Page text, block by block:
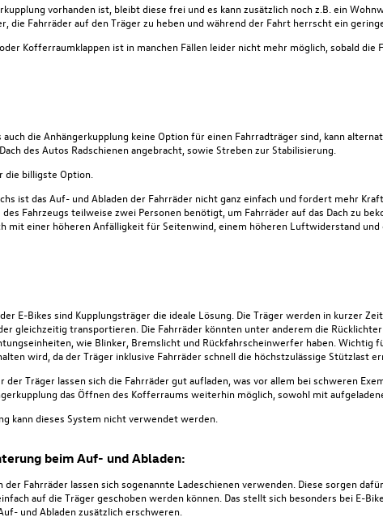
vorhanden ist, bleibt diese frei und es kann zusätzlich noch z.B. ein
die Fahrräder auf den Träger zu heben und während der Fahrt herrscht ein
Kofferraumklappen ist in manchen Fällen leider nicht mehr möglich, sobald
auch die Anhängerkupplung keine Option für einen Fahrradträger sind, kann
des Autos Radschienen angebracht, sowie Streben zur Stabilisierung.
die billigste Option.
ist das Auf- und Abladen der Fahrräder nicht ganz einfach und fordert mehr
Fahrzeugs teilweise zwei Personen benötigt, um Fahrräder auf das Dach zu
mit einer höheren Anfälligkeit für Seitenwind, einem höheren Luftwiderstand
E-Bikes sind Kupplungsträger die ideale Lösung. Die Träger werden in kurzer
gleichzeitig transportieren. Die Fahrräder könnten unter anderem die
wie Blinker, Bremslicht und Rückfahrscheinwerfer haben. Wichtig
wird, da der Träger inklusive Fahrräder schnell die höchstzulässige Stützlast
der Träger lassen sich die Fahrräder gut aufladen, was vor allem bei schweren
das Öffnen des Kofferraums weiterhin möglich, sowohl mit
kann dieses System nicht verwendet werden.
beim Auf- und Abladen:
Fahrräder lassen sich sogenannte Ladeschienen verwenden. Diese sorgen
auf die Träger geschoben werden können. Das stellt sich besonders bei E-
und Abladen zusätzlich erschweren.